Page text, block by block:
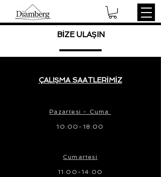
BİZE ULAŞIN
ÇALIŞMA SAATLERİMİZ
Pazartesi - Cuma
10:00-18:00
Cumartesi
11:00-14:00